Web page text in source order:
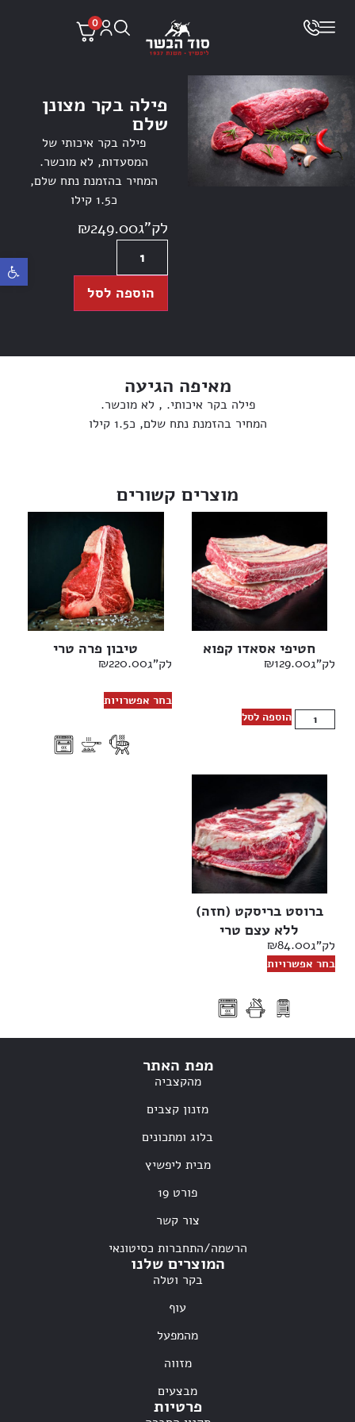
פתח
0
פילה בקר מצונן
שלם
פילה בקר איכותי של
המסעדות, לא מוכשר.
המחיר בהזמנת נתח שלם,
כ1.5 קילו
לק"ג ₪249.00
הוספה לסל
מאיפה הגיעה
פילה בקר איכותי. , לא מוכשר.
המחיר בהזמנת נתח שלם, כ1.5 קילו
מוצרים קשורים
חטיפי אסאדו קפוא
לק"ג ₪129.00
הוספה לסל
טיבון פרה טרי
לק"ג ₪220.00
בחר אפשרויות
ברוסט בריסקט (חזה)
ללא עצם טרי
לק"ג ₪84.00
בחר אפשרויות
מפת האתר
מהקצביה
מזנון קצבים
בלוג ומתכונים
מבית ליפשיץ
פורט 19
צור קשר
הרשמה/התחברות כסיטונאי
המוצרים שלנו
בקר וטלה
עוף
מהמפעל
מזווה
מבצעים
פרטיות